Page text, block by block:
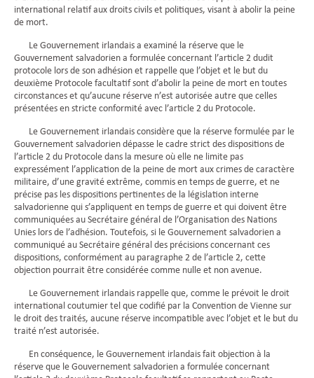
international relatif aux droits civils et politiques, visant à abolir la peine
de mort.
Le Gouvernement irlandais a examiné la réserve que le
Gouvernement salvadorien a formulée concernant l’article 2 dudit
protocole lors de son adhésion et rappelle que l’objet et le but du
deuxième Protocole facultatif sont d’abolir la peine de mort en toutes
circonstances et qu’aucune réserve n’est autorisée autre que celles
présentées en stricte conformité avec l’article 2 du Protocole.
Le Gouvernement irlandais considère que la réserve formulée par le
Gouvernement salvadorien dépasse le cadre strict des dispositions de
l’article 2 du Protocole dans la mesure où elle ne limite pas
expressément l’application de la peine de mort aux crimes de caractère
militaire, d’une gravité extrême, commis en temps de guerre, et ne
précise pas les dispositions pertinentes de la législation interne
salvadorienne qui s’appliquent en temps de guerre et qui doivent être
communiquées au Secrétaire général de l’Organisation des Nations
Unies lors de l’adhésion. Toutefois, si le Gouvernement salvadorien a
communiqué au Secrétaire général des précisions concernant ces
dispositions, conformément au paragraphe 2 de l’article 2, cette
objection pourrait être considérée comme nulle et non avenue.
Le Gouvernement irlandais rappelle que, comme le prévoit le droit
international coutumier tel que codifié par la Convention de Vienne sur
le droit des traités, aucune réserve incompatible avec l’objet et le but du
traité n’est autorisée.
En conséquence, le Gouvernement irlandais fait objection à la
réserve que le Gouvernement salvadorien a formulée concernant